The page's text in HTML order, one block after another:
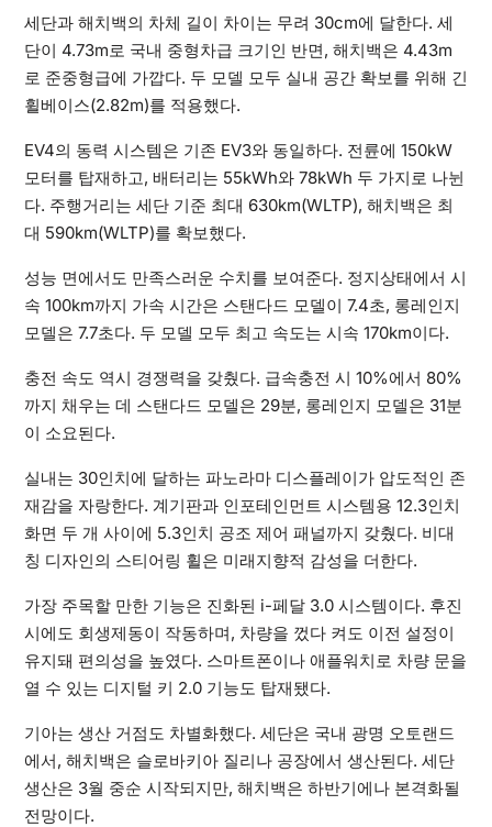
세단과 해치백의 차체 길이 차이는 무려 30cm에 달한다. 세
단이 4.73m로 국내 중형차급 크기인 반면, 해치백은 4.43m
로 준중형급에 가깝다. 두 모델 모두 실내 공간 확보를 위해 긴
휠베이스(2.82m)를 적용했다.
EV4의 동력 시스템은 기존 EV3와 동일하다. 전륜에 150kW
모터를 탑재하고, 배터리는 55kWh와 78kWh 두 가지로 나뉜
다. 주행거리는 세단 기준 최대 630km(WLTP), 해치백은 최
대 590km(WLTP)를 확보했다.
성능 면에서도 만족스러운 수치를 보여준다. 정지상태에서 시
속 100km까지 가속 시간은 스탠다드 모델이 7.4초, 롱레인지
모델은 7.7초다. 두 모델 모두 최고 속도는 시속 170km이다.
충전 속도 역시 경쟁력을 갖췄다. 급속충전 시 10%에서 80%
까지 채우는 데 스탠다드 모델은 29분, 롱레인지 모델은 31분
이 소요된다.
실내는 30인치에 달하는 파노라마 디스플레이가 압도적인 존
재감을 자랑한다. 계기판과 인포테인먼트 시스템용 12.3인치
화면 두 개 사이에 5.3인치 공조 제어 패널까지 갖췄다. 비대
칭 디자인의 스티어링 휠은 미래지향적 감성을 더한다.
가장 주목할 만한 기능은 진화된 i-페달 3.0 시스템이다. 후진
시에도 회생제동이 작동하며, 차량을 껐다 켜도 이전 설정이
유지돼 편의성을 높였다. 스마트폰이나 애플워치로 차량 문을
열 수 있는 디지털 키 2.0 기능도 탑재됐다.
기아는 생산 거점도 차별화했다. 세단은 국내 광명 오토랜드
에서, 해치백은 슬로바키아 질리나 공장에서 생산된다. 세단
생산은 3월 중순 시작되지만, 해치백은 하반기에나 본격화될
전망이다.